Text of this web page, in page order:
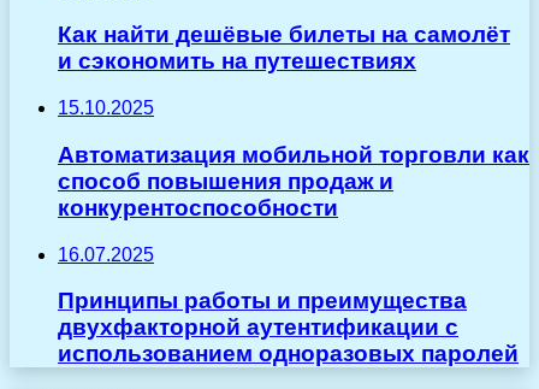
Как найти дешёвые билеты на самолёт
и сэкономить на путешествиях
15.10.2025
Автоматизация мобильной торговли как
способ повышения продаж и
конкурентоспособности
16.07.2025
Принципы работы и преимущества
двухфакторной аутентификации с
использованием одноразовых паролей